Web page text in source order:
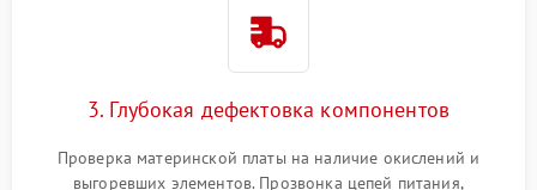
3. Глубокая дефектовка компонентов
Проверка материнской платы на наличие окислений и
выгоревших элементов. Прозвонка цепей питания,